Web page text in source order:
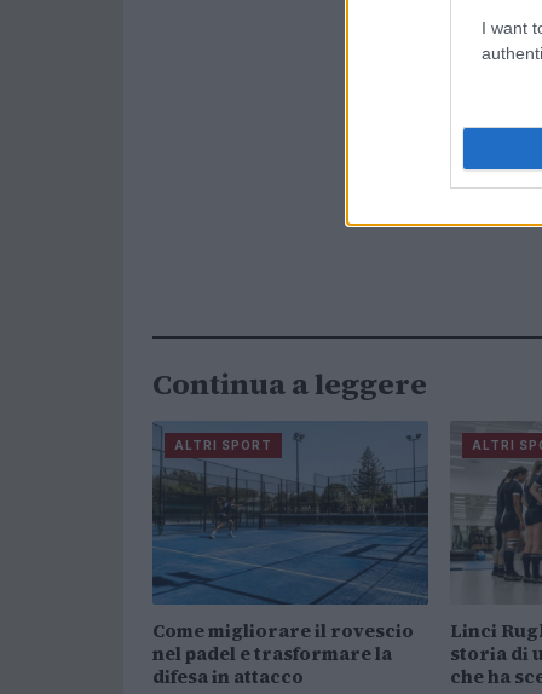
I want
Continua a leggere
ALTRI SPORT
Come migliorare il rovescio
nel padel e trasformare la
difesa in attacco
ALTRI
Linci
storia di
che ha